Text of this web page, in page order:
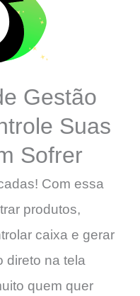
Gestão
Suas
Sofrer
Com essa
produtos,
caixa e gerar
direto na tela
quem quer